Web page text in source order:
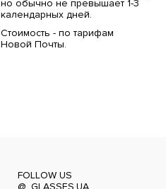
но обычно не превышает 1-3
календарных дней.
Стоимость - по тарифам
Новой Почты.
FOLLOW US